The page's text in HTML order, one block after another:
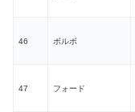
46 ボルボ
47 フォード